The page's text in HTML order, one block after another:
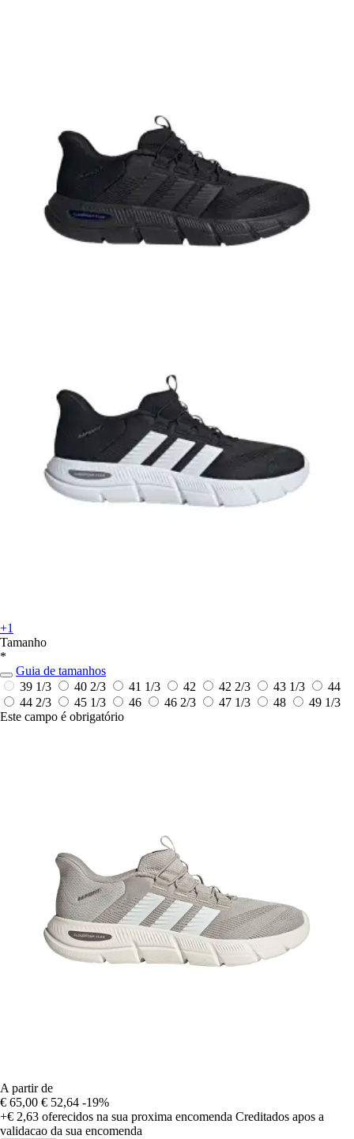
+1
Tamanho
*
Guia de tamanhos
39 1/3
40 2/3 41 1/3 42 42 2/3 43 1/3
44
44 2/3
45 1/3 46 46 2/3 47 1/3 48
49 1/3
Este campo é obrigatório
A partir de
€ 65,00 € 52,64 -19%
+€ 2,63 oferecidos na sua proxima encomenda Creditados apos a
validacao da sua encomenda